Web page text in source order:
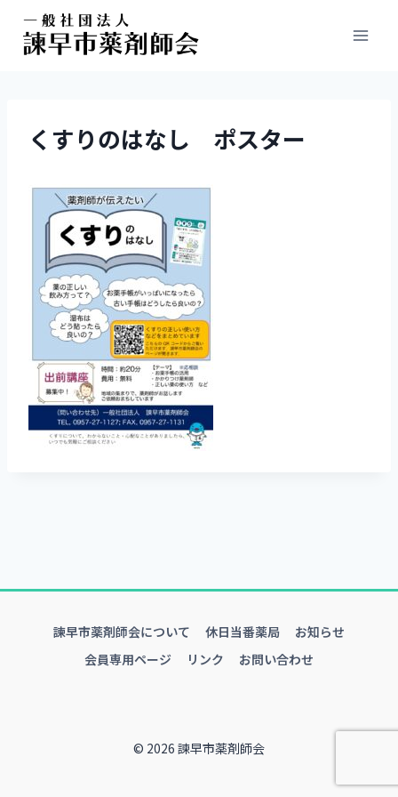
くすりのはなし ポスター
諫早市薬剤師会について 休日当番薬局
お知らせ
会員専用ページ
リンク お問い合わせ
© 2026 諫早市薬剤師会